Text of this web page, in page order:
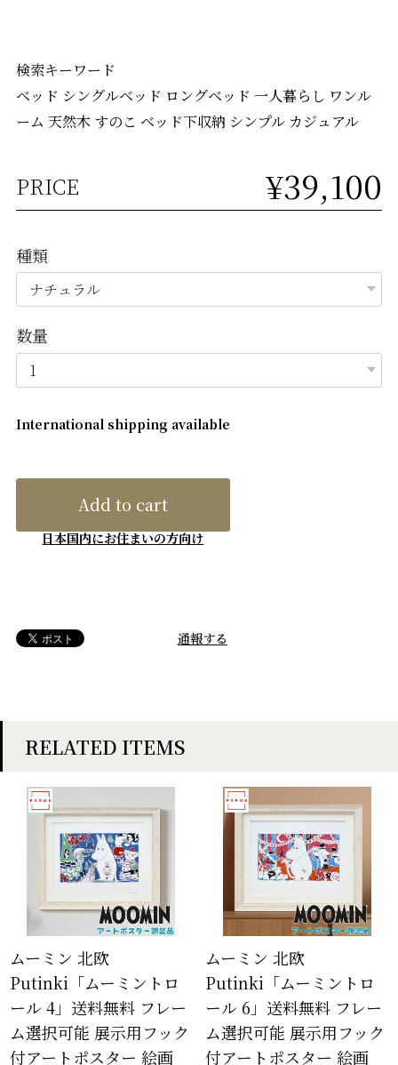
検索キーワード
ベッド シングルベッド ロングベッド 一人暮らし ワンル
ーム 天然木 すのこ ベッド下収納 シンプル カジュアル
PRICE ¥39,100
種類
数量
International shipping available
Add to cart
日本国内にお住まいの方向け
通報する
RELATED ITEMS
ムーミン 北欧
Putinki「ムーミントロ
ール 4」送料無料 フレー
ム選択可能 展示用フック
付アートポスター 絵画
ムーミン 北欧
Putinki「ムーミントロ
ール 6」送料無料 フレー
ム選択可能 展示用フック
付アートポスター 絵画